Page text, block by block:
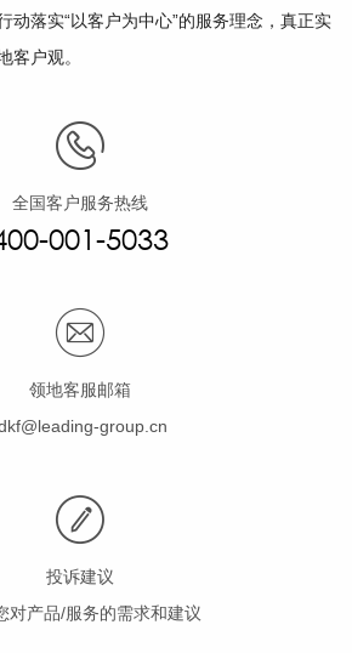
动落实“以客户为中心”的服务理念，真正实
客户观。
全国客户服务热线
001-5033
领地客服邮箱
group.cn
投诉建议
对产品/服务的需求和建议